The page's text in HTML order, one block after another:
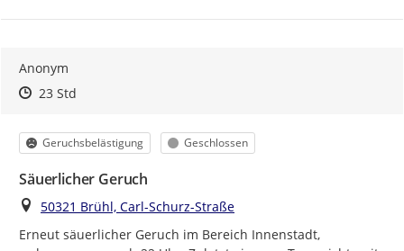
Anonym
Zeitpunkt des Erstellens
Zeitpunkt des Erstellens
23 StdZur Äußerung
Kategorie
Geruchsbelästigung Status
Geschlossen
Säuerlicher Geruch
Ort
50321 Brühl, Carl-Schurz-Straße
Erneut säuerlicher Geruch im Bereich Innenstadt,